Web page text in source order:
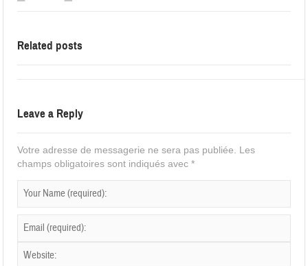
Related posts
Leave a Reply
Votre adresse de messagerie ne sera pas publiée.
Les
champs obligatoires sont indiqués avec*